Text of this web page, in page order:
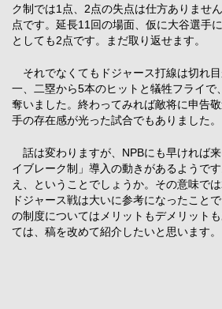
ク制では1点、2点の失点は仕方ありませ
点です。延長11回の場面、仮に大谷選手
としても2点です。まだ取り返せます。
それでなくてもドジャース打線は切れ
一、二塁から5本のヒットと犠牲フライで
奪いました。終わってみれば敵将に申告
手の存在感が光った試合でもありました。
話は変わりますが、NPBにも早ければ
イブレーク制」導入の動きがあるようで
え、ということでしょうか。その意味で
ドジャース戦は大いに参考になったこと
の制度についてはメリットもデメリット
ては、稿を改めて紹介したいと思います。